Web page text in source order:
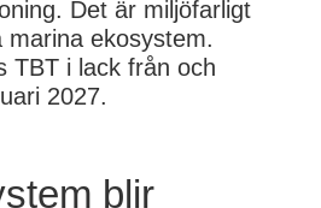
Det är miljöfarligt
marina ekosystem.
TBT i lack från och
2027.
blir